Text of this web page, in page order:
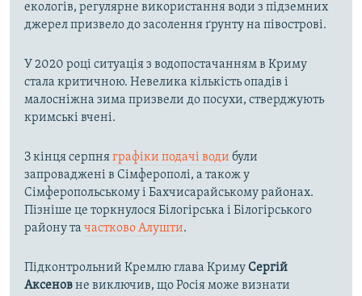
екологів, регулярне використання води з підземних
джерел призвело до засолення ґрунту на півострові.
У 2020 році ситуація з водопостачанням в Криму
стала критичною. Невелика кількість опадів і
малосніжна зима призвели до посухи, стверджують
кримські вчені.
З кінця серпняграфіки подачі води були
запроваджені в Сімферополі, а також у
Сімферопольському і Бахчисарайському районах.
Пізніше це торкнулося Білогірська і Білогірського
району та частково Алушти.
Підконтрольний Кремлю глава КримуСергій
Аксеновне виключив, що Росія може визнати